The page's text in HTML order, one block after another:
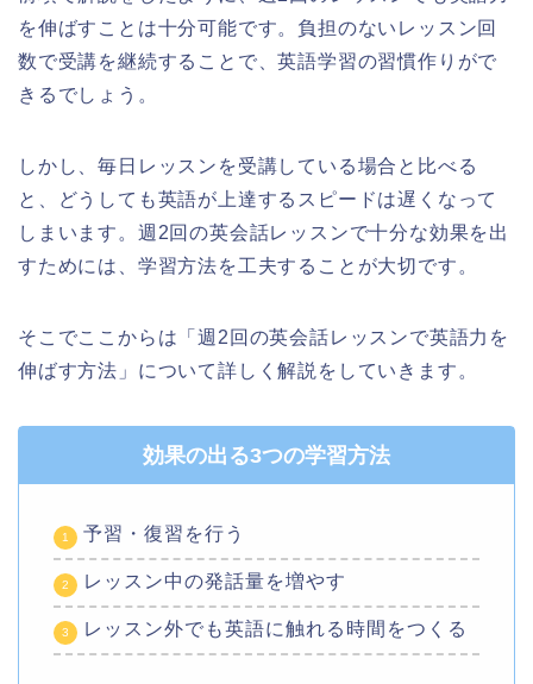
を伸ばすことは十分可能です。負担のないレッスン回
数で受講を継続することで、英語学習の習慣作りがで
きるでしょう。
しかし、毎日レッスンを受講している場合と比べる
と、どうしても英語が上達するスピードは遅くなって
しまいます。週2回の英会話レッスンで十分な効果を出
すためには、学習方法を工夫することが大切です。
そこでここからは「週2回の英会話レッスンで英語力を
伸ばす方法」について詳しく解説をしていきます。
効果の出る3つの学習方法
予習・復習を行う
レッスン中の発話量を増やす
レッスン外でも英語に触れる時間をつくる